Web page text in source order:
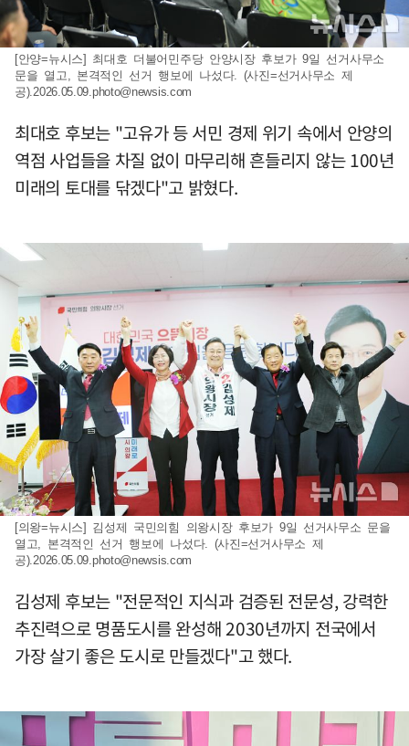
[안양=뉴시스] 최대호 더불어민주당 안양시장 후보가 9일 선거사무소
문을 열고, 본격적인 선거 행보에 나섰다. (사진=선거사무소 제
공).2026.05.09.photo@newsis.com
최대호 후보는 "고유가 등 서민 경제 위기 속에서 안양의
역점 사업들을 차질 없이 마무리해 흔들리지 않는 100년
미래의 토대를 닦겠다"고 밝혔다.
[의왕=뉴시스] 김성제 국민의힘 의왕시장 후보가 9일 선거사무소 문을
열고, 본격적인 선거 행보에 나섰다. (사진=선거사무소 제
공).2026.05.09.photo@newsis.com
김성제 후보는 "전문적인 지식과 검증된 전문성, 강력한
추진력으로 명품도시를 완성해 2030년까지 전국에서
가장 살기 좋은 도시로 만들겠다"고 했다.